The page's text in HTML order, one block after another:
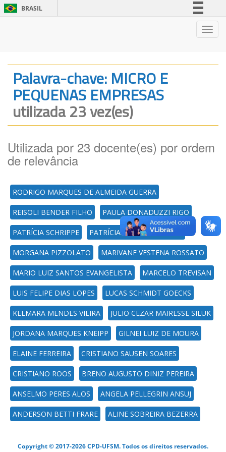
BRASIL
Legislação
Canais
Palavra-chave: MICRO E
PEQUENAS EMPRESAS
utilizada 23 vez(es)
Utilizada por 23 docente(es) por ordem
de relevância
RODRIGO MARQUES DE ALMEIDA GUERRA
REISOLI BENDER FILHO PAULA DONADUZZI RIGO
PATRÍCIA SCHRIPPE PATRÍCIA MILANO PERSIGO
MORGANA PIZZOLATO MARIVANE VESTENA ROSSATO
MARIO LUIZ SANTOS EVANGELISTA MARCELO TREVISAN
LUIS FELIPE DIAS LOPES LUCAS SCHMIDT GOECKS
KELMARA MENDES VIEIRA JULIO CEZAR MAIRESSE SILUK
JORDANA MARQUES KNEIPP GILNEI LUIZ DE MOURA
ELAINE FERREIRA CRISTIANO SAUSEN SOARES
CRISTIANO ROOS BRENO AUGUSTO DINIZ PEREIRA
ANSELMO PERES ALOS ANGELA PELLEGRIN ANSUJ
ANDERSON BETTI FRARE ALINE SOBREIRA BEZERRA
Copyright © 2017-2026 CPD-UFSM. Todos os direitos reservados.